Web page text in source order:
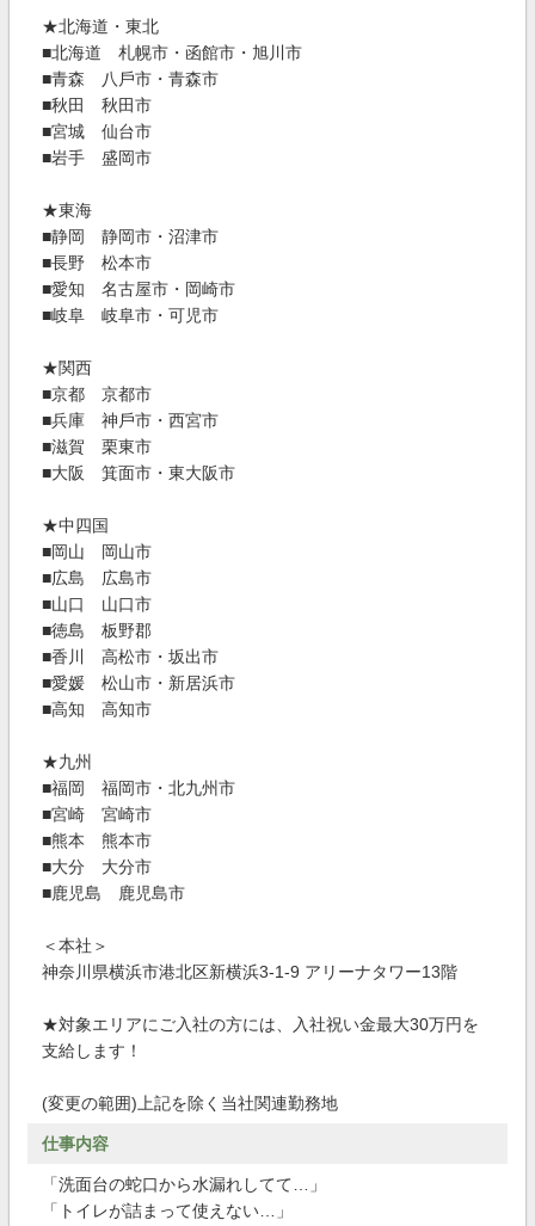
★北海道・東北
■北海道 札幌市・函館市・旭川市
■⻘森 ⼋⼾市・⻘森市
■秋⽥ 秋⽥市
■宮城 仙台市
■岩⼿ 盛岡市
★東海
■静岡 静岡市・沼津市
■⻑野 松本市
■愛知 名古屋市・岡崎市
■岐⾩ 岐⾩市・可児市
★関⻄
■京都 京都市
■兵庫 神⼾市・⻄宮市
■滋賀 栗東市
■⼤阪 箕⾯市・東⼤阪市
★中四国
■岡⼭ 岡⼭市
■広島 広島市
■⼭⼝ ⼭⼝市
■徳島 板野郡
■⾹川 ⾼松市・坂出市
■愛媛 松⼭市・新居浜市
■⾼知 ⾼知市
★九州
■福岡 福岡市・北九州市
■宮崎 宮崎市
■熊本 熊本市
■⼤分 ⼤分市
■⿅児島 ⿅児島市
＜本社＞
神奈川県横浜市港北区新横浜3-1-9 アリーナタワー13階
★対象エリアにご入社の方には、入社祝い金最大30万円を
支給します！
(変更の範囲)上記を除く当社関連勤務地
仕事内容
「洗面台の蛇口から水漏れしてて…」
「トイレが詰まって使えない…」